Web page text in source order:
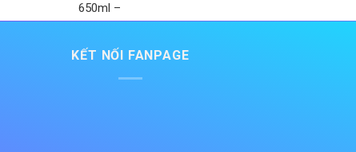
KẾT NỐI FANPAGE